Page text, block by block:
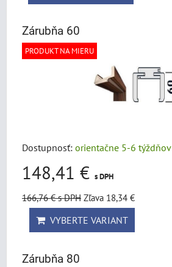
Zárubňa 60
PRODUKT NA MIERU
Dostupnosť: orientačne 5-6 týždňov
148,41 € s DPH
166,76 €s DPH Zľava 18,34 €
VYBERTE VARIANT
Zárubňa 80